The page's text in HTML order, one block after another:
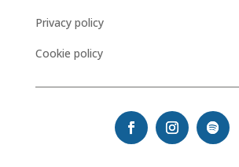
Privacy policy
Cookie policy